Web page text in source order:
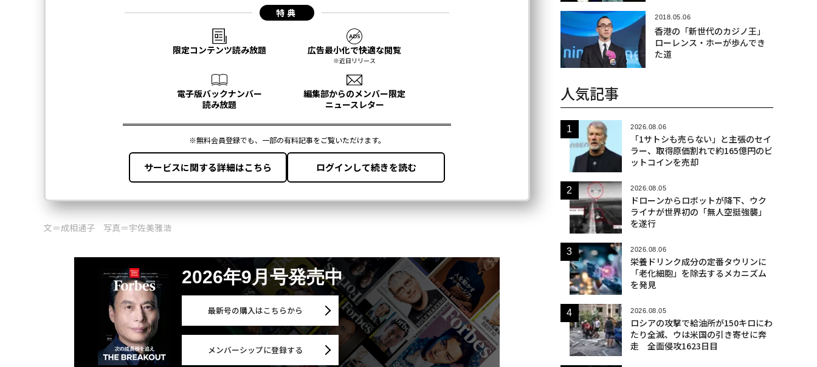
文＝成相通子 写真＝宇佐美雅浩
2026年9月号発売中
最新号の購入はこちらから
メンバーシップに登録する
2018.05.06
香港の「新世代のカジノ王」
ローレンス・ホーが歩んでき
た道
人気記事
2026.08.06
「1サトシも売らない」と主張のセイ
ラー、取得原価割れで約165億円のビ
ットコインを売却
2026.08.05
ドローンからロボットが降下、ウク
ライナが世界初の「無人空挺強襲」
を遂行
2026.08.06
栄養ドリンク成分の定番タウリンに
「老化細胞」を除去するメカニズム
を発見
2026.08.05
ロシアの攻撃で給油所が150キロにわ
たり全滅、ウは米国の引き寄せに奔
走 全面侵攻1623日目